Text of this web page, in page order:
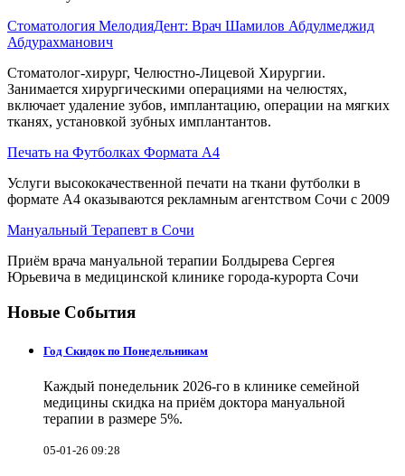
Стоматология МелодияДент: Врач Шамилов Абдулмеджид
Абдурахманович
Стоматолог-хирург, Челюстно-Лицевой Хирургии.
Занимается хирургическими операциями на челюстях,
включает удаление зубов, имплантацию, операции на мягких
тканях, установкой зубных имплантантов.
Печать на Футболках Формата А4
Услуги высококачественной печати на ткани футболки в
формате А4 оказываются рекламным агентством Сочи с 2009
Мануальный Терапевт в Сочи
Приём врача мануальной терапии Болдырева Сергея
Юрьевича в медицинской клинике города-курорта Сочи
Новые События
Год Скидок по Понедельникам
Каждый понедельник 2026-го в клинике семейной
медицины скидка на приём доктора мануальной
терапии в размере 5%.
05-01-26 09:28